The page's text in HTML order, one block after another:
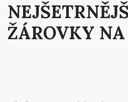
ŽÁROVKY